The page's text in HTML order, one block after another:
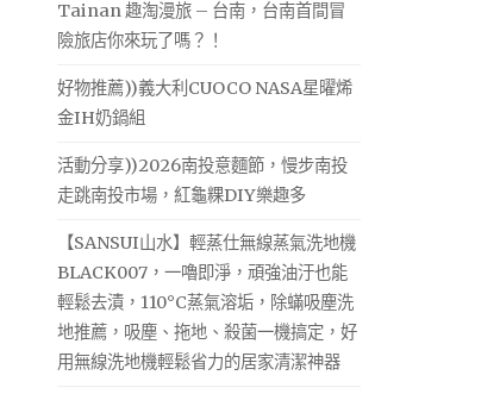
Tainan 趣淘漫旅 – 台南，台南首間冒
險旅店你來玩了嗎？！
好物推薦))義大利CUOCO NASA星曜烯
金IH奶鍋組
活動分享))2026南投意麵節，慢步南投
走跳南投市場，紅龜粿DIY樂趣多
【SANSUI山水】輕蒸仕無線蒸氣洗地機
BLACK007，一嚕即淨，頑強油汙也能
輕鬆去漬，110°C蒸氣溶垢，除蟎吸塵洗
地推薦，吸塵、拖地、殺菌一機搞定，好
用無線洗地機輕鬆省力的居家清潔神器